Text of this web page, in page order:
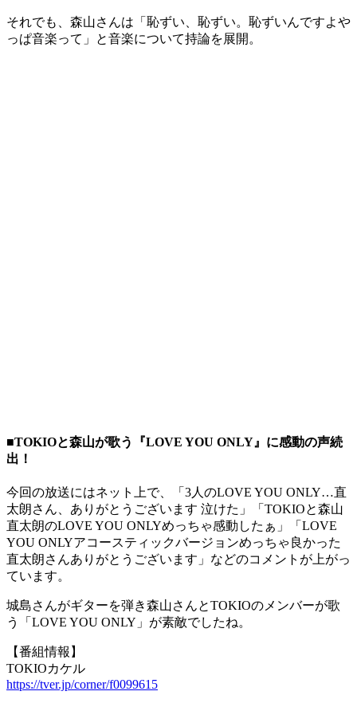
それでも、森山さんは「恥ずい、恥ずい。恥ずいんですよや
っぱ音楽って」と音楽について持論を展開。
■TOKIOと森山が歌う『LOVE YOU ONLY』に感動の声続
出！
今回の放送にはネット上で、「3人のLOVE YOU ONLY…直
太朗さん、ありがとうございます 泣けた」「TOKIOと森山
直太朗のLOVE YOU ONLYめっちゃ感動したぁ」「LOVE
YOU ONLYアコースティックバージョンめっちゃ良かった
直太朗さんありがとうございます」などのコメントが上がっ
ています。
城島さんがギターを弾き森山さんとTOKIOのメンバーが歌
う「LOVE YOU ONLY」が素敵でしたね。
【番組情報】
TOKIOカケル
https://tver.jp/corner/f0099615